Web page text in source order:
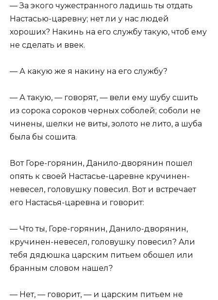
— За экого чужестранного ладишь ты отдать
Настасью-царевну; нет ли у нас людей
хороших? Накинь на его службу такую, чтоб ему
не сделать и ввек.
— А какую же я накину на его службу?
— А такую, — говорят, — вели ему шубу сшить
из сорока сороков черных соболей; соболи не
чинены, шелки не виты, золото не лито, а шуба
была бы сошита.
Вот Горе-горянин, Данило-дворянин пошел
опять к своей Настасье-царевне кручинен-
невесел, головушку повесил. Вот и встречает
его Настасья-царевна и говорит:
— Что ты, Горе-горянин, Данило-дворянин,
кручинен-невесел, головушку повесил? Али
тебя дядюшка царским питьем обошел или
бранным словом нашел?
— Нет, — говорит, — и царским питьем не